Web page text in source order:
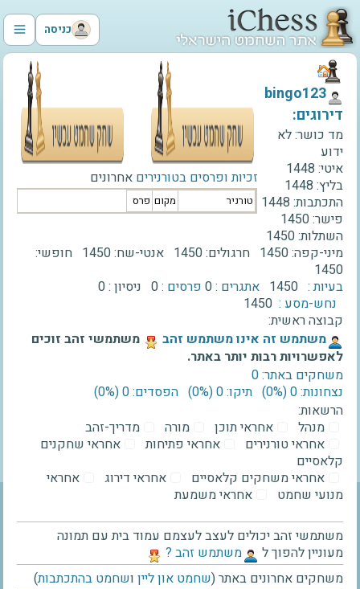
כניסה
זכיות ופרסים בטורנירים אחרונים
טורניר מקום פרס
‫bingo123‬
דירוגים:
מד כושר:לא
ידוע
איטי: 1448
בליץ: 1448
התכתבות: 1448
פישר:1450
השתלות:1450
מיני-קפה:1450 חרגולים:1450 אנטי-שח:1450 חופשי:
1450
בעיות : 1450 אתגרים :0 פרסים :0 ניסיון :0
נחש-מסע : 1450
קבוצה ראשית:
‫משתמש זה אינו משתמש זהב‬
משתמשי זהב זוכים
לאפשרויות רבות יותר באתר.
משחקים באתר: 0
נצחונות: 0 ‫(0%)‬
תיקו: 0 ‫(0%)‬
הפסדים: 0 ‫(0%)‬
הרשאות:
מנהל
אחראי תוכן מורה
מדריך-זהב
אחראי טורנירים
אחראי פתיחות
אחראי שחקנים
קלאסיים
אחראי משחקים קלאסיים
אחראי דירוג
אחראי
מנועי שחמט
אחראי משמעת
משתמשי זהב יכולים לעצב לעצמם עמוד בית עם תמונה
מעוניין להפוך ל
‫משתמש זהב ?‬
משחקים אחרונים באתר (שחמט און ליין ושחמט בהתכתבות)